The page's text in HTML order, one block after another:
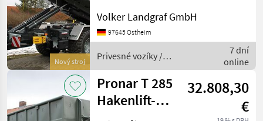
Nový stroj
Parabelfederung.
Achsenabstand 1810 mm.
Hintere Nachlauflenkachse
1 h
Volker Landgraf GmbH
97645 Ostheim
Privesné vozíky /
Pronar
7 dní
online
Pronar T 285
Hakenlift-
Anhänger 16,4 To
32.808,30
€